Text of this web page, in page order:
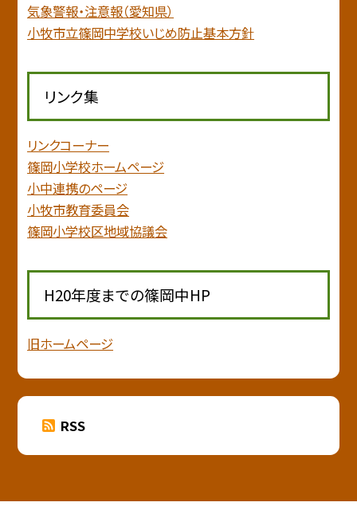
気象警報・注意報（愛知県）
小牧市立篠岡中学校いじめ防止基本方針
リンク集
リンクコーナー
篠岡小学校ホームページ
小中連携のページ
小牧市教育委員会
篠岡小学校区地域協議会
H20年度までの篠岡中HP
旧ホームページ
RSS